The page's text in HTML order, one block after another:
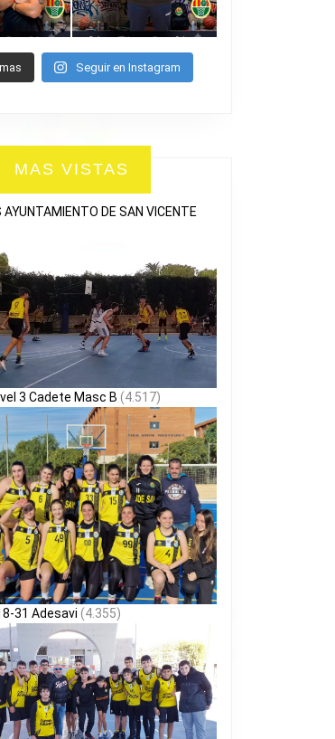
Seguir en Instagram
MAS VISTAS
AYUNTAMIENTO DE SAN VICENTE
3 Cadete Masc B (4.517)
31 Adesavi (4.355)